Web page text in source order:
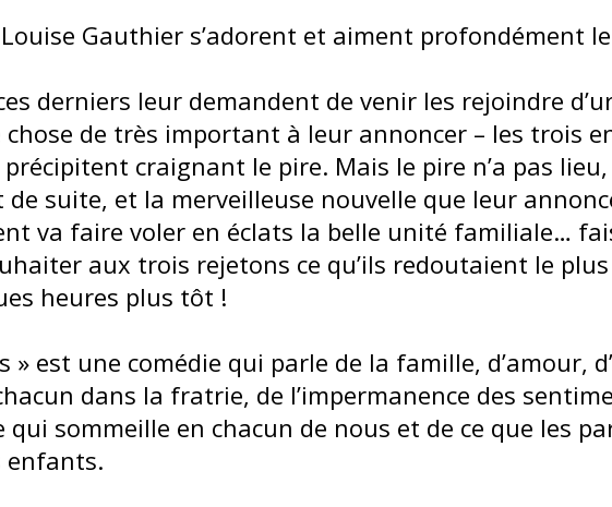
Louise Gauthier s’adorent et aiment profondément
derniers leur demandent de venir les rejoindre
de très important à leur annoncer – les trois
précipitent craignant le pire. Mais le pire n’a pas
suite, et la merveilleuse nouvelle que leur
va faire voler en éclats la belle unité familiale…
aux trois rejetons ce qu’ils redoutaient le
heures plus tôt !
» est une comédie qui parle de la famille, d’amour,
dans la fratrie, de l’impermanence des
qui sommeille en chacun de nous et de ce que les
enfants.